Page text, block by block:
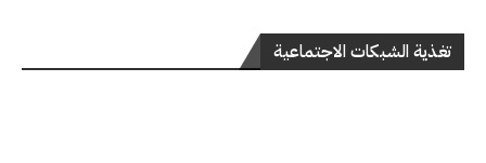
تغذية الشبكات الاجتماعية